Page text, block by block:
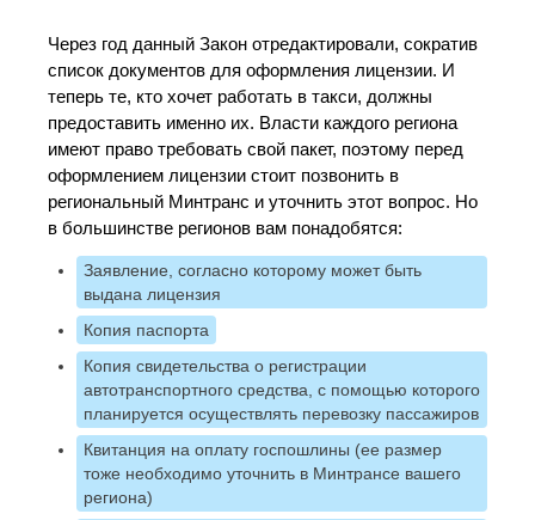
Через год данный Закон отредактировали, сократив
список документов для оформления лицензии. И
теперь те, кто хочет работать в такси, должны
предоставить именно их. Власти каждого региона
имеют право требовать свой пакет, поэтому перед
оформлением лицензии стоит позвонить в
региональный Минтранс и уточнить этот вопрос. Но
в большинстве регионов вам понадобятся:
Заявление, согласно которому может быть
выдана лицензия
Копия паспорта
Копия свидетельства о регистрации
автотранспортного средства, с помощью которого
планируется осуществлять перевозку пассажиров
Квитанция на оплату госпошлины (ее размер
тоже необходимо уточнить в Минтрансе вашего
региона)